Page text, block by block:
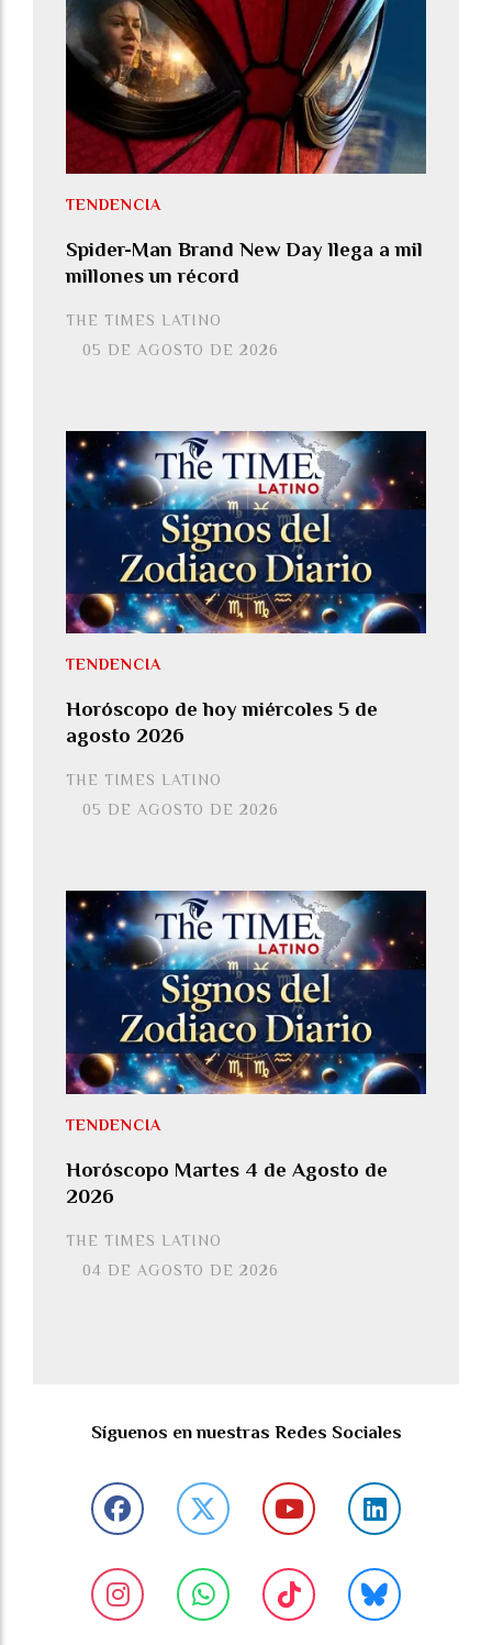
Spider-Man Brand New Day llega a mil
millones un récord
THE TIMES LATINO
TENDENCIA
05 DE AGOSTO DE 2026
Horóscopo de hoy miércoles 5 de
agosto 2026
THE TIMES LATINO
TENDENCIA
05 DE AGOSTO DE 2026
Horóscopo Martes 4 de Agosto de
2026
THE TIMES LATINO
TENDENCIA
04 DE AGOSTO DE 2026
Síguenos en nuestras Redes Sociales